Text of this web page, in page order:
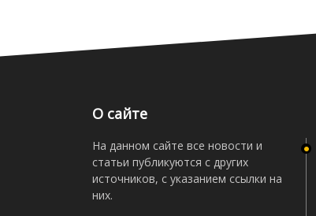
О сайте
На данном сайте все новости и
статьи публикуются с других
источников, с указанием ссылки на
них.